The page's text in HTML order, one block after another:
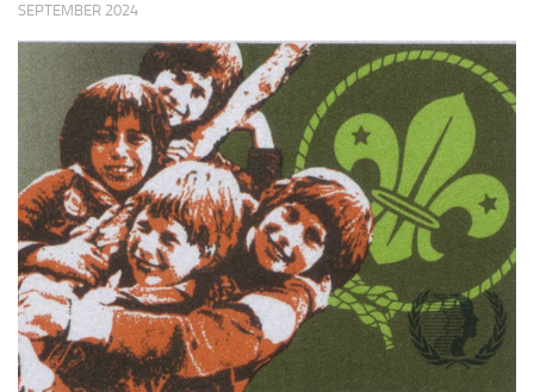
SEPTEMBER 2024